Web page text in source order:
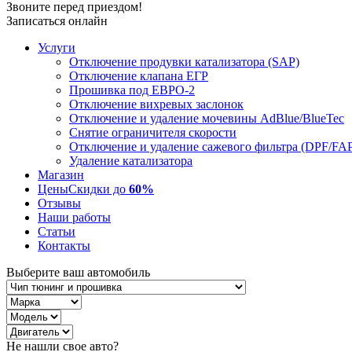
Звоните перед приездом!
Записаться онлайн
Услуги
Отключение продувки катализатора (SAP)
Отключение клапана ЕГР
Прошивка под ЕВРО-2
Отключение вихревых заслонок
Отключение и удаление мочевины AdBlue/BlueTec
Снятие ограничителя скорости
Отключение и удаление сажевого фильтра (DPF/
Удаление катализатора
Магазин
ЦеныСкидки до 60%
Отзывы
Наши работы
Статьи
Контакты
Выберите ваш автомобиль
Не нашли свое авто?